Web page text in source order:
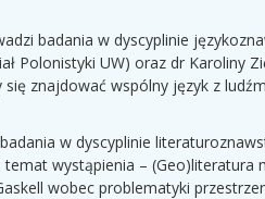
badania w dyscyplinie
Polonistyki UW) oraz dr Karoliny
znajdować wspólny język z
w dyscyplinie
temat wystąpienia – (Geo)literatura
wobec problematyki